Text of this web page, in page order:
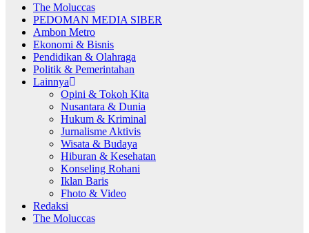
The Moluccas
PEDOMAN MEDIA SIBER
Ambon Metro
Ekonomi & Bisnis
Pendidikan & Olahraga
Politik & Pemerintahan
Lainnya
Opini & Tokoh Kita
Nusantara & Dunia
Hukum & Kriminal
Jurnalisme Aktivis
Wisata & Budaya
Hiburan & Kesehatan
Konseling Rohani
Iklan Baris
Fhoto & Video
Redaksi
The Moluccas